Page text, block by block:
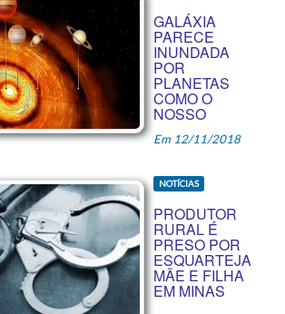
GALÁXIA
PARECE
INUNDADA
POR
PLANETAS
COMO O
NOSSO
Em 12/11/2018
NOTÍCIAS
PRODUTOR
RURAL É
PRESO POR
ESQUARTEJA
MÃE E FILHA
EM MINAS